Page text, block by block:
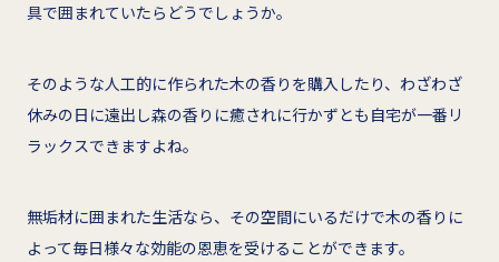
具で囲まれていたらどうでしょうか。
そのような人工的に作られた木の香りを購入したり、わざわざ
休みの日に遠出し森の香りに癒されに行かずとも自宅が一番リ
ラックスできますよね。
無垢材に囲まれた生活なら、その空間にいるだけで木の香りに
よって毎日様々な効能の恩恵を受けることができます。